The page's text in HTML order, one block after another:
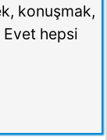
konuşmak,
hepsi